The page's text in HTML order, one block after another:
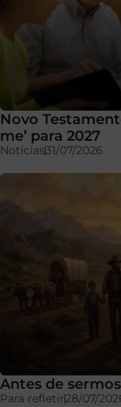
Novo
me’ para 2027
Notícias31/07/2026
Antes de
Para refletir28/07/